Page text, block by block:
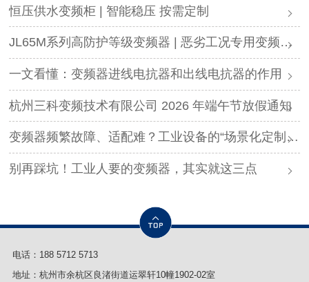
恒压供水变频柜 | 智能稳压 按需定制
JL65M系列高防护等级变频器 | 恶劣工况专用变频解决方案
一文看懂：变频器进线电抗器和出线电抗器的作用
杭州三科变频技术有限公司 2026 年端午节放假通知
变频器频繁故障、适配难？工业设备的“场景化定制”，才是破局关键
别再踩坑！工业人要的变频器，其实就这三点
电话： 188 5712 5713
地址：杭州市余杭区良渚街道运翠轩10幢1902-02室